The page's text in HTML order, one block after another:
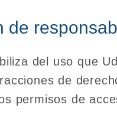
de
del uso que
de
permisos de